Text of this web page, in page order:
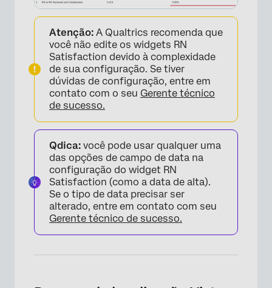
Atenção: A Qualtrics recomenda que
você não edite os widgets RN
Satisfaction devido à complexidade
de sua configuração. Se tiver
dúvidas de configuração, entre em
contato com o seu Gerente técnico
de sucesso.
Qdica: você pode usar qualquer uma
das opções de campo de data na
configuração do widget RN
Satisfaction (como a data de alta).
Se o tipo de data precisar ser
alterado, entre em contato com seu
Gerente técnico de sucesso.